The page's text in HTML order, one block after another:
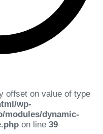
offset on value of type
wp-
modules/dynamic-
on line 39